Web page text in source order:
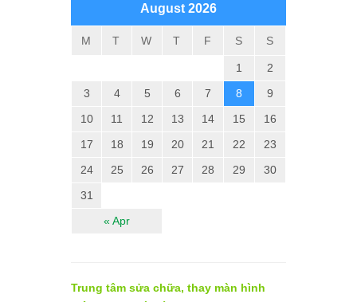
August 2026
M T W T F S S
« Apr
1
2
3
4 5 6 7 8
9
10
11 12 13 14 15
16
17
18 19 20 21 22
23
24
25 26 27 28 29
30
31
Trung tâm sửa chữa, thay màn hình